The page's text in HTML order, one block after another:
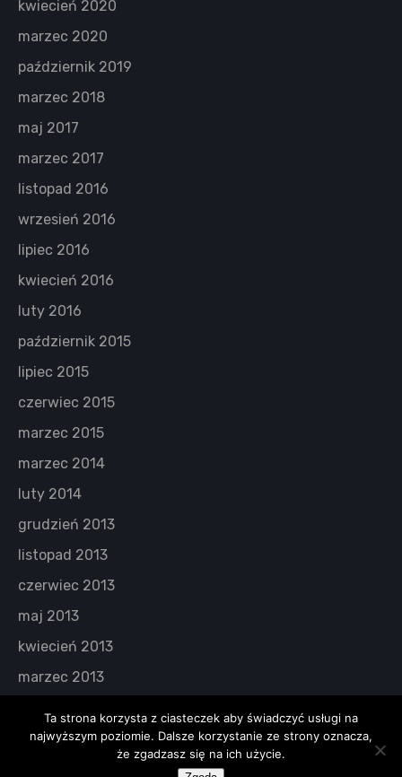
kwiecień 2020
marzec 2020
październik 2019
marzec 2018
maj 2017
marzec 2017
listopad 2016
wrzesień 2016
lipiec 2016
kwiecień 2016
luty 2016
październik 2015
lipiec 2015
czerwiec 2015
marzec 2015
marzec 2014
luty 2014
grudzień 2013
listopad 2013
czerwiec 2013
maj 2013
kwiecień 2013
marzec 2013
Ta strona korzysta z ciasteczek aby świadczyć usługi na
najwyższym poziomie. Dalsze korzystanie ze strony oznacza,
że zgadzasz się na ich użycie.